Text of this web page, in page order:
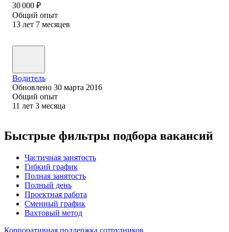
30 000 ₽
Общий опыт
13 лет 7 месяцев
Водитель
Обновлено 30 марта 2016
Общий опыт
11 лет 3 месяца
Быстрые фильтры подбора вакансий
Частичная занятость
Гибкий график
Полная занятость
Полный день
Проектная работа
Сменный график
Вахтовый метод
Корпоративная поддержка сотрудников